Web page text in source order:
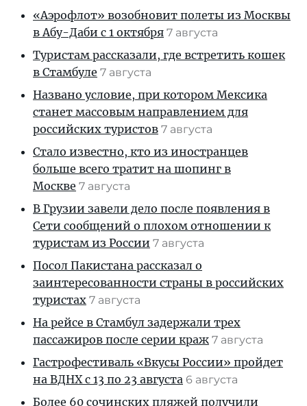
«Аэрофлот» возобновит полеты из Москвы
в Абу-Даби с 1 октября 7 августа
Туристам рассказали, где встретить кошек
в Стамбуле 7 августа
Названо условие, при котором Мексика
станет массовым направлением для
российских туристов 7 августа
Стало известно, кто из иностранцев
больше всего тратит на шопинг в
Москве 7 августа
В Грузии завели дело после появления в
Сети сообщений о плохом отношении к
туристам из России 7 августа
Посол Пакистана рассказал о
заинтересованности страны в российских
туристах 7 августа
На рейсе в Стамбул задержали трех
пассажиров после серии краж 7 августа
Гастрофестиваль «Вкусы России» пройдет
на ВДНХ с 13 по 23 августа 6 августа
Более 60 сочинских пляжей получили